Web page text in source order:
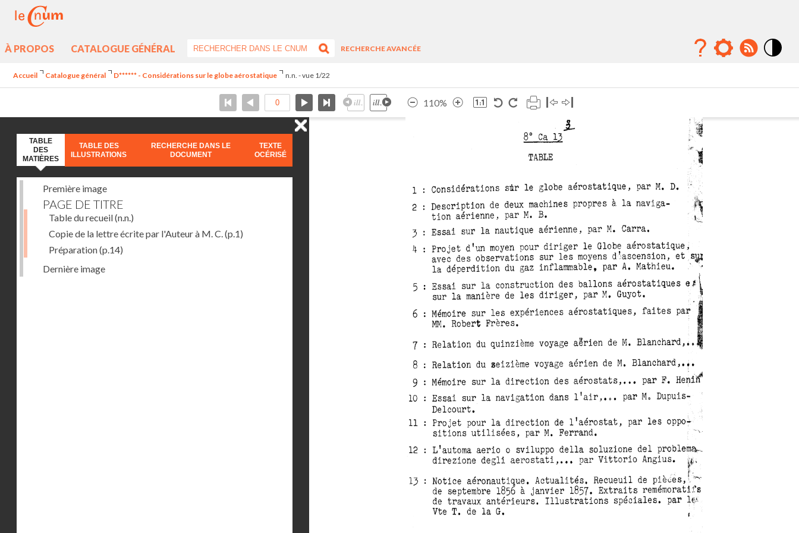
À PROPOS CATALOGUE GÉNÉRAL
RECHERCHE AVANCÉE
Accueil Catalogue général D****** - Considérations sur le globe aérostatique n.n. - vue 1/22
110%
TABLE
DES
MATIÈRES
TABLE DES
ILLUSTRATIONS
RECHERCHE DANS LE
DOCUMENT
TEXTE
OCÉRISÉ
Première image
PAGE DE TITRE
Table du recueil(n.n.)
Copie de la lettre écrite par l'Auteur à M. C.(p.1)
Préparation(p.14)
Dernière image